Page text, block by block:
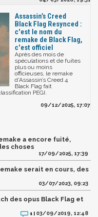
Assassin’s Creed
Black Flag Resynced :
c'est le nom du
remake de Black Flag,
c'est officiel
Après des mois de
spéculations et de fuites
plus ou moins
officieuses, le remake
d'Assassin’s Creed 4
Black Flag fait
PEGI.
09/12/2025, 17:07
a encore fuité,
choses
17/09/2025, 17:39
serait en cours, des
03/07/2023, 09:23
des opus Black Flag et
1 | 03/09/2019, 12:48